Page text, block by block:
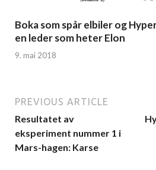
Boka som spår elbiler og
en leder som heter Elon
9. mai 2018
PREVIOUS ARTICLE
Resultatet av
eksperiment nummer 1 i
Mars-hagen: Karse